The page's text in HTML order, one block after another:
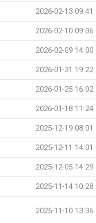
2026-02-13 09:41
2026-02-10 09:06
2026-02-09 14:00
2026-01-31 19:22
2026-01-25 16:02
2026-01-18 11:24
2025-12-19 08:01
2025-12-11 14:01
2025-12-05 14:29
2025-11-14 10:28
2025-11-10 13:36